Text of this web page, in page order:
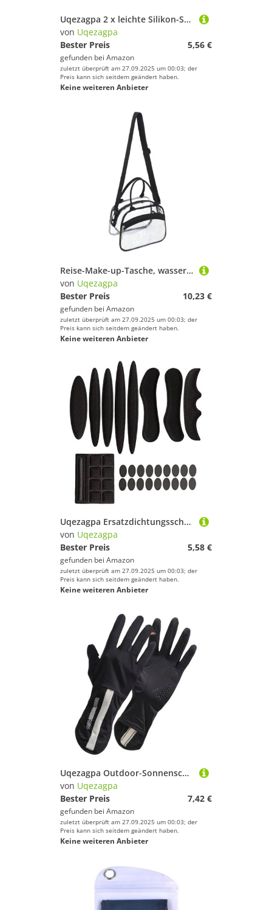
Uqezagpa 2 x leichte Silikon-Schutzabdeckung für Fahrradlenker, rutschfeste Endstopfen, Mountain-Kappen, Schutzgriffe
von Uqezagpa
Bester Preis
5,56 €
gefunden bei Amazon
zuletzt überprüft am 27.09.2025 um 00:03; der
Preis kann sich seitdem geändert haben.
Keine weiteren Anbieter
Reise-Make-up-Tasche, wasserdicht, Aufbewahrung, große Kapazität, Kosmetik, tragbar, Kulturbeutel, Make-up, große Kapazität, Kosmetik, tragbar, Kulturbeutel, wasserdicht
von Uqezagpa
Bester Preis
10,23 €
gefunden bei Amazon
zuletzt überprüft am 27.09.2025 um 00:03; der
Preis kann sich seitdem geändert haben.
Keine weiteren Anbieter
Uqezagpa Ersatzdichtungsschwämme, Innenpolster für Fahrradhelme, für Fahrrad, Motorrad, Radfahren, Ersatzpolster
von Uqezagpa
Bester Preis
5,58 €
gefunden bei Amazon
zuletzt überprüft am 27.09.2025 um 00:03; der
Preis kann sich seitdem geändert haben.
Keine weiteren Anbieter
Uqezagpa Outdoor-Sonnenschutz-Handschuhe, verlängerte Länge, Fahren, Radfahren, Eisseide, lang, dünn, für Damen und Herren, rutschfeste Fäustlinge
von Uqezagpa
Bester Preis
7,42 €
gefunden bei Amazon
zuletzt überprüft am 27.09.2025 um 00:03; der
Preis kann sich seitdem geändert haben.
Keine weiteren Anbieter